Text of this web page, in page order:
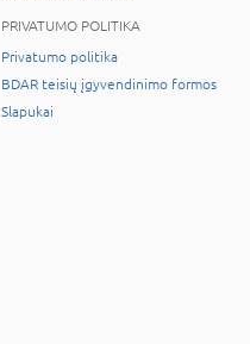
PRIVATUMO POLITIKA
Privatumo politika
BDAR teisių įgyvendinimo formos
Slapukai